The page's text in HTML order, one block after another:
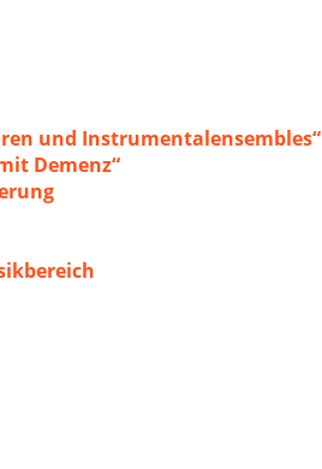
und Instrumentalensembles“
Demenz“